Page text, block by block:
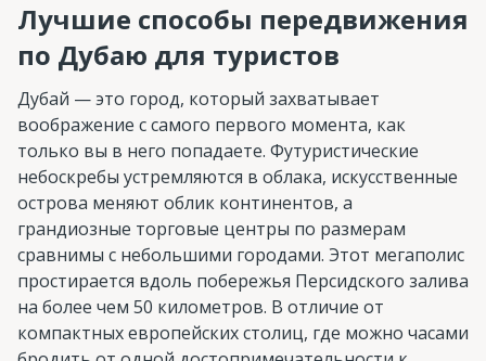
Лучшие способы передвижения
по Дубаю для туристов
Дубай — это город, который захватывает
воображение с самого первого момента, как
только вы в него попадаете. Футуристические
небоскребы устремляются в облака, искусственные
острова меняют облик континентов, а
грандиозные торговые центры по размерам
сравнимы с небольшими городами. Этот мегаполис
простирается вдоль побережья Персидского залива
на более чем 50 километров. В отличие от
компактных европейских столиц, где можно часами